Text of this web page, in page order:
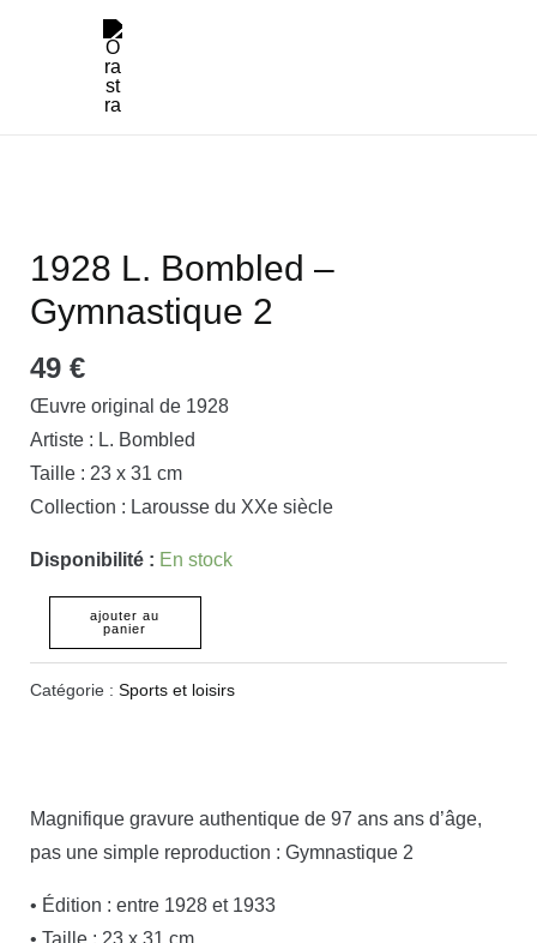
menu
1928 L. Bombled –
Gymnastique 2
49 €
Œuvre original de 1928
Artiste : L. Bombled
Taille : 23 x 31 cm
Collection : Larousse du XXe siècle
Disponibilité : En stock
1928
Bombled
ajouter au
panier
Catégorie : Sports et loisirs
Magnifique gravure authentique de 97 ans ans d’âge,
pas une simple reproduction : Gymnastique 2
• Édition : entre 1928 et 1933
• Taille : 23 x 31 cm